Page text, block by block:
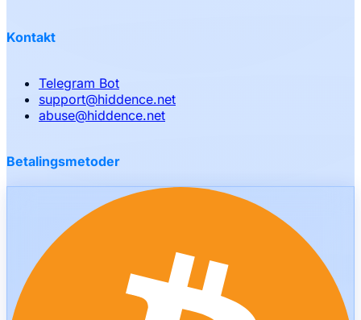
Kontakt
Telegram Bot
support@hiddence.net
abuse@hiddence.net
Betalingsmetoder